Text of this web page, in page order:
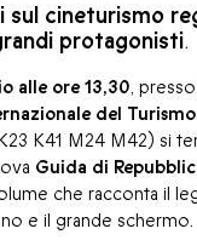
cineturismo
protagonisti.
alle ore 13,30,
del Turismo
K41 M24 M42) si
Guida di
che racconta il
e il grande schermo.